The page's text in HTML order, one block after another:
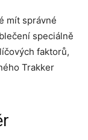
mít správné
speciálně
faktorů,
Trakker